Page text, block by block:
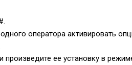
.
оператора активировать
ее установку в